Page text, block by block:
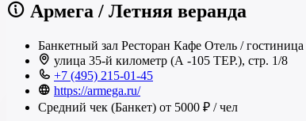
Армега / Летняя веранда
Банкетный зал Ресторан Кафе Отель / гостиница
улица 35-й километр (А -105 ТЕР.), стр. 1/8
+7 (495) 215-01-45
https://armega.ru/
Средний чек (Банкет) от 5000 ₽ / чел